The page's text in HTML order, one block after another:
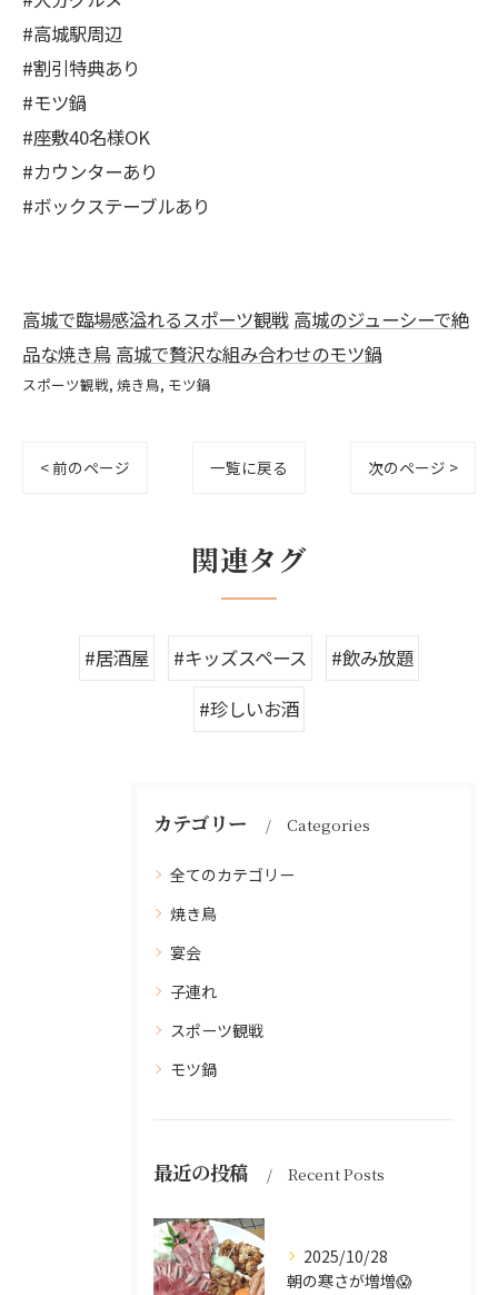
#高城駅周辺
#割引特典あり
#モツ鍋
#座敷40名様OK
#カウンターあり
#ボックステーブルあり
高城で臨場感溢れるスポーツ観戦 高城のジューシーで絶
品な焼き鳥 高城で贅沢な組み合わせのモツ鍋
スポーツ観戦 焼き鳥 モツ鍋
< 前のページ 一覧に戻る 次のページ >
関連タグ
#居酒屋 #キッズスペース
#飲み放題
#珍しいお酒
カテゴリー Categories
全てのカテゴリー
焼き鳥
宴会
子連れ
スポーツ観戦
モツ鍋
最近の投稿 Recent Posts
2025/10/28
朝の寒さが増増😱